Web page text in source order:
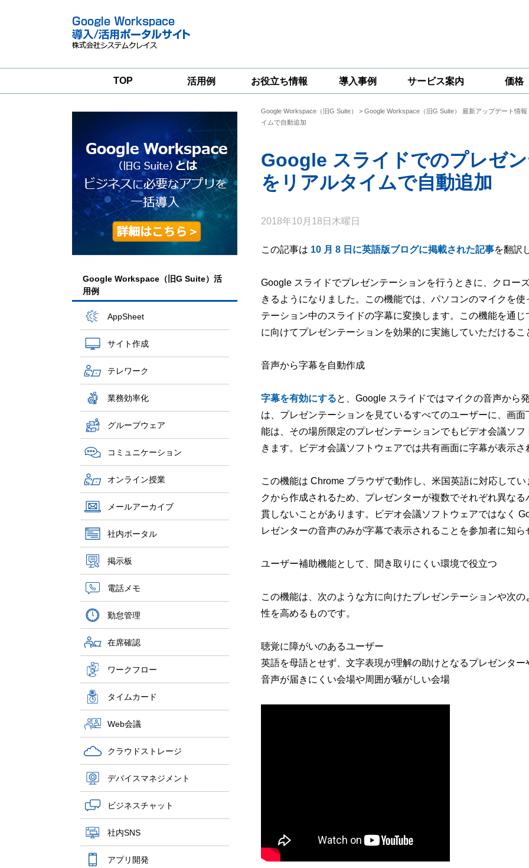
TOP 活用例 お役立ち情報
一問一答 コラム
導入事例 サービス案内
支援サービス
グループウェア
移行支援
Google
Workspace
Google
Google
価格
Google Workspace（旧G Suite）活
用例
AppSheet
サイト作成
テレワーク
業務効率化
グループウェア
コミュニケーション
オンライン授業
メールアーカイブ
社内ポータル
掲示板
電話メモ
勤怠管理
在席確認
ワークフロー
タイムカード
Web会議
クラウドストレージ
デバイスマネジメント
ビジネスチャット
社内SNS
アプリ開発
Google Workspace（旧G Suite） > Google Workspace（旧G Suite） 最新アップデート情報
イムで自動追加
Google スライドでのプレゼ
をリアルタイムで自動追加
2018年10月18日木曜日
この記事は 10 月 8 日に英語版ブログに掲載された記事を翻訳
Google スライドでプレゼンテーションを行うときに、クロー
きるようになりました。この機能では、パソコンのマイクを
テーション中のスライドの字幕に変換します。この機能を通
に向けてプレゼンテーションを効果的に実施していただけるこ
音声から字幕を自動作成
字幕を有効にすると、Google スライドではマイクの音声から
は、プレゼンテーションを見ているすべてのユーザーに、画
能は、その場所限定のプレゼンテーションでもビデオ会議ソ
きます。ビデオ会議ソフトウェアでは共有画面に字幕が表示さ
この機能は Chrome ブラウザで動作し、米国英語に対応して
クから作成されるため、プレゼンターが複数でそれぞれ異な
貫しないことがあります。ビデオ会議ソフトウェアではなく
レゼンターの音声のみが字幕で表示されることを参加者に知ら
ユーザー補助機能として、聞き取りにくい環境で役立つ
この機能は、次のような方に向けたプレゼンテーションや次
性を高めるものです。
聴覚に障がいのあるユーザー
英語を母語とせず、文字表現が理解の助けとなるプレゼンター
音声が届きにくい会場や周囲が騒がしい会場